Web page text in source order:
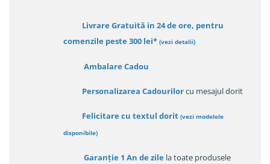
Livrare Gratuită in 24 de ore, pentru
comenzile peste 300 lei* (vezi detalii)
Ambalare Cadou
Personalizarea Cadourilorcu mesajul dorit
Felicitare cu textul dorit (vezi modelele
disponibile)
Garanție 1 An de zile la toate produsele